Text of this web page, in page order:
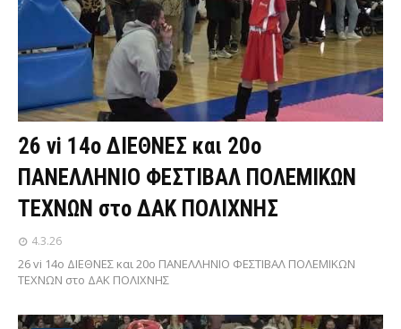
26 vi 14ο ΔΙΕΘΝΕΣ και 20ο
ΠΑΝΕΛΛΗΝΙΟ ΦΕΣΤΙΒΑΛ ΠΟΛΕΜΙΚΩΝ
ΤΕΧΝΩΝ στο ΔΑΚ ΠΟΛΙΧΝΗΣ
4.3.26
26 vi 14ο ΔΙΕΘΝΕΣ και 20ο ΠΑΝΕΛΛΗΝΙΟ ΦΕΣΤΙΒΑΛ ΠΟΛΕΜΙΚΩΝ
ΤΕΧΝΩΝ στο ΔΑΚ ΠΟΛΙΧΝΗΣ